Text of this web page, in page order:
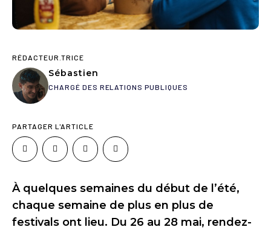
RÉDACTEUR.TRICE
Sébastien
CHARGÉ DES RELATIONS PUBLIQUES
PARTAGER L'ARTICLE
À quelques semaines du début de l’été,
chaque semaine de plus en plus de
festivals ont lieu. Du 26 au 28 mai, rendez-